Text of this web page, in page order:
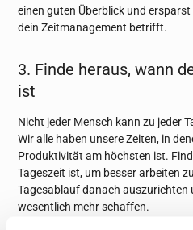
einen guten Überblick und
dein Zeitmanagement betrifft.
3. Finde heraus, wann
ist
Nicht jeder Mensch kann zu jeder
Wir alle haben unsere Zeiten, in
Produktivität am höchsten ist.
Tageszeit ist, um besser arbeiten
Tagesablauf danach auszurichten
wesentlich mehr schaffen.